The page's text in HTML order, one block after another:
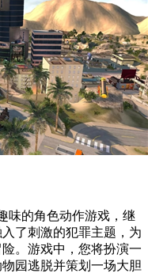
味的角色动作游戏，继
了刺激的犯罪主题，为
。游戏中，您将扮演一
园逃脱并策划一场大胆